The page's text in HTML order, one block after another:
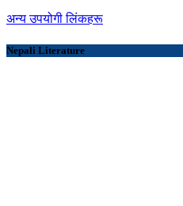
अन्य उपयोगी लिंकहरू
Nepali Literature